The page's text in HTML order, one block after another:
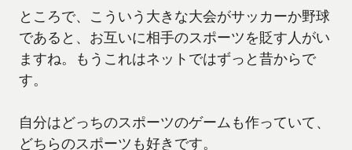
ところで、こういう大きな大会がサッカーか野球
であると、お互いに相手のスポーツを貶す人がい
ますね。もうこれはネットではずっと昔からで
す。
自分はどっちのスポーツのゲームも作っていて、
どちらのスポーツも好きです。